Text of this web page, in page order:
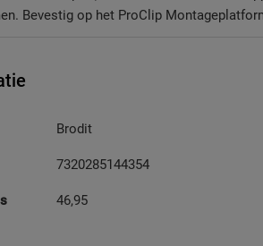
Bevestig op het ProClip
Brodit
7320285144354
46,95